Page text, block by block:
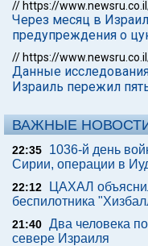
// https://
Через месяц в
предупреждения о
// https://
Данные
Израиль пережил
ВАЖНЫЕ
22:35
1036-й день
Сирии, операции в
22:12
ЦАХАЛ
беспилотника
21:40 Два человека
севере Израиля